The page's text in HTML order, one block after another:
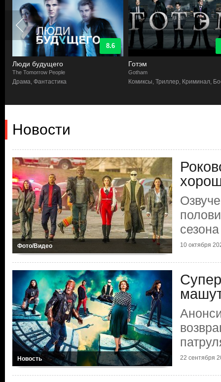
8.6
Люди будущего
The Tomorrow People
Драма, Фантастика
Готэм
Gotham
Комиксы, Триллер, Криминал,
Новости
Фото/Видео 10 октября
Новость 22 сентября